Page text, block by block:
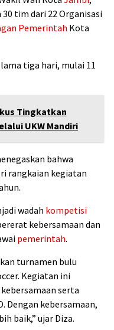
tim dari 22 Organisasi
Pemerintah Kota
tiga hari, mulai 11
Tingkatkan
UKW Mandiri
bahwa
rangkaian kegiatan
wadah kompetisi
kebersamaan dan
pemerintah.
turnamen bulu
Kegiatan ini
serta
Dengan kebersamaan,
baik,” ujar Diza.